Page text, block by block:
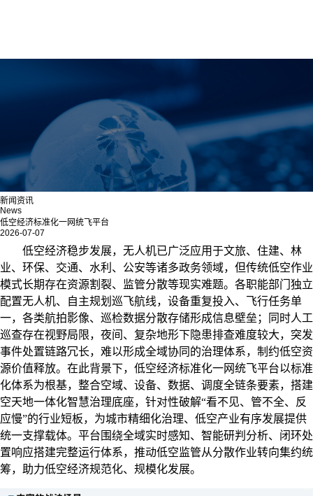
新闻资讯
News
低空经济标准化一网统飞平台
2026-07-07
低空经济稳步发展，无人机已广泛应用于文旅、住建、林
业、环保、交通、水利、公安等诸多政务领域，但传统低空作业
模式长期存在资源割裂、监管分散等现实难题。各职能部门独立
配置无人机、自主规划巡飞航线，设备重复投入、飞行任务单
一，各类航拍影像、巡检数据分散存储形成信息壁垒；同时人工
巡查存在视野局限，夜间、复杂地形下隐患排查难度较大，突发
事件处置链路冗长，难以形成全域协同的治理体系，制约低空资
源价值释放。在此背景下，低空经济标准化一网统飞平台以标准
化体系为根基，整合空域、设备、数据、调度全链条要素，搭建
空天地一体化智慧治理底座，针对性破解“看不见、管不全、反
应慢”的行业短板，为城市精细化治理、低空产业有序发展提供
统一支撑载体。平台围绕全域实时感知、智能研判分析、闭环处
置响应搭建完整运行体系，推动低空监管从分散作业转向集约统
筹，助力低空经济规范化、规模化发展。